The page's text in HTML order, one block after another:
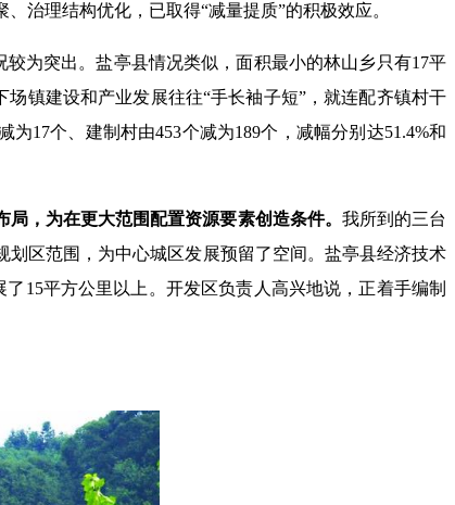
治理结构优化，已取得“减量提质”的积极效应。
为突出。盐亭县情况类似，面积最小的林山乡只有17平
镇建设和产业发展往往“手长袖子短”，就连配齐镇村干
17个、建制村由453个减为189个，减幅分别达51.4%和
，为在更大范围配置资源要素创造条件。 我所到的三台
区范围，为中心城区发展预留了空间。盐亭县经济技术
15平方公里以上。开发区负责人高兴地说，正着手编制